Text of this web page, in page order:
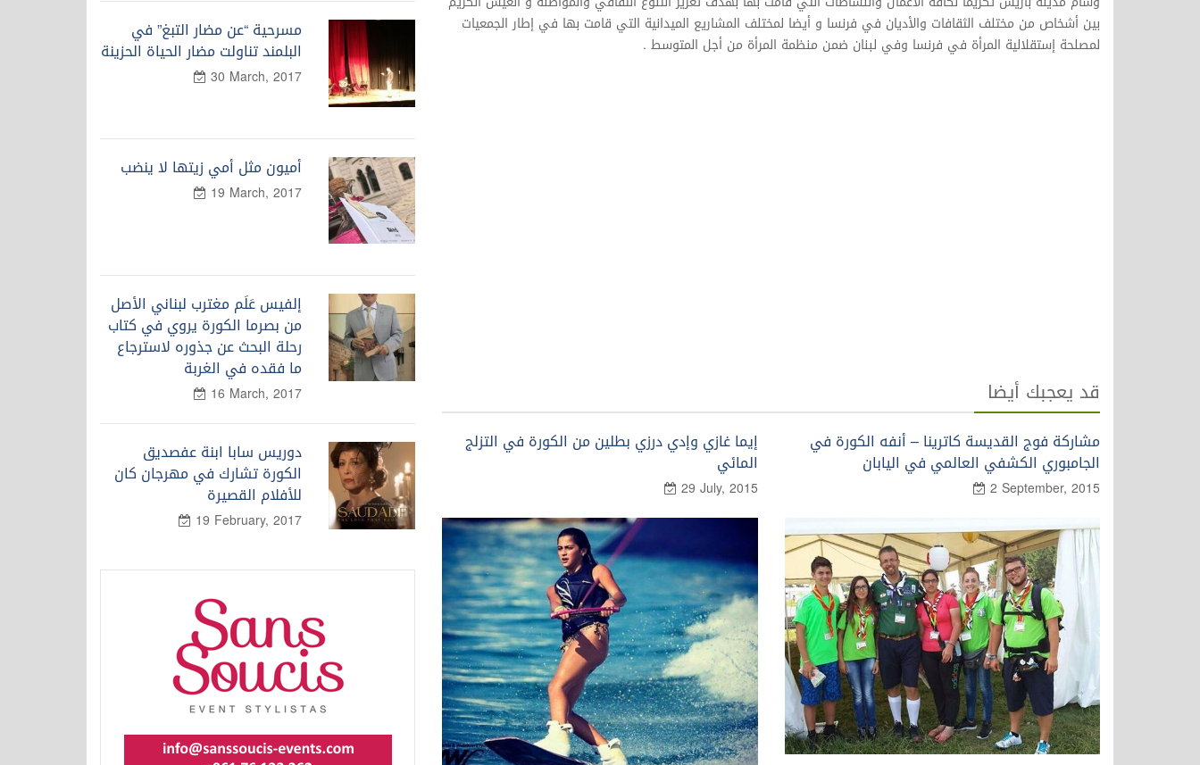
بين أشخاص من مختلف الثقافات والأديان في فرنسا و أيضا لمختلف المشاريع الميدانية التي قامت بها في إطار الجمعيات
لمصلحة إستقلالية المرأة في فرنسا وفي لبنان ضمن منظمة المرأة من أجل المتوسط .
قد يعجبك أيضا
إيما غازي وإدي درزي بطلين من الكورة في التزلج
المائي
29 July, 2015
مشاركة فوج القديسة كاترينا – أنفه الكورة في
الجامبوري الكشفي العالمي في اليابان
2 September, 2015
مسرحية “عن مضار التبغ” في
البلمند تناولت مضار الحياة الحزينة
30 March, 2017
أميون مثل أمي زيتها لا ينضب
19 March, 2017
إلفيس عَلَم مغترب لبناني الأصل
من بصرما الكورة يروي في كتاب
رحلة البحث عن جذوره لاسترجاع
ما فقده في الغربة
16 March, 2017
دوريس سابا ابنة عفصديق
الكورة تشارك في مهرجان كان
للأفلام القصيرة
19 February, 2017